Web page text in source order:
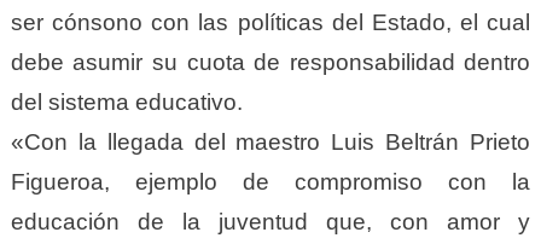
ser cónsono con las políticas del Estado, el cual
debe asumir su cuota de responsabilidad dentro
del sistema educativo.
«Con la llegada del maestro Luis Beltrán Prieto
Figueroa, ejemplo de compromiso con la
educación de la juventud que, con amor y